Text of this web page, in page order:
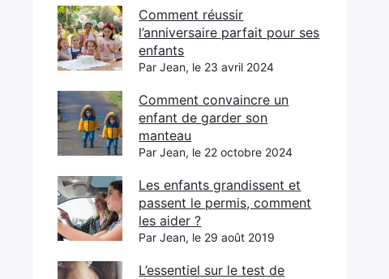
Comment réussir
l’anniversaire parfait pour ses
enfants
Par Jean, le 23 avril 2024
Comment convaincre un
enfant de garder son
manteau
Par Jean, le 22 octobre 2024
Les enfants grandissent et
passent le permis, comment
les aider ?
Par Jean, le 29 août 2019
L’essentiel sur le test de